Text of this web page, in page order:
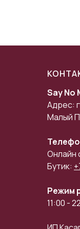
Say No
Адрес:
Малый
Онлайн
Бутик:
Режим
11:00 -